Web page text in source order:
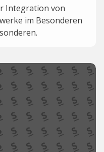
Integration von
im Besonderen